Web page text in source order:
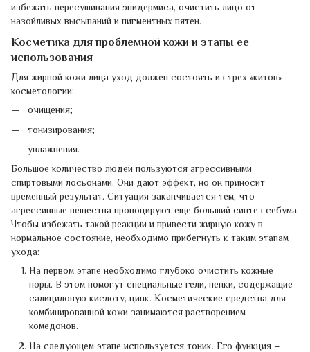
избежать пересушивания эпидермиса, очистить лицо от
назойливых высыпаний и пигментных пятен.
Косметика для проблемной кожи и этапы ее
использования
Для жирной кожи лица уход должен состоять из трех «китов»
косметологии:
очищения;
тонизирования;
увлажнения.
Большое количество людей пользуются агрессивными
спиртовыми лосьонами. Они дают эффект, но он приносит
временный результат. Ситуация заканчивается тем, что
агрессивные вещества провоцируют еще больший синтез себума.
Чтобы избежать такой реакции и привести жирную кожу в
нормальное состояние, необходимо прибегнуть к таким этапам
ухода:
На первом этапе необходимо глубоко очистить кожные
поры. В этом помогут специальные гели, пенки, содержащие
салициловую кислоту, цинк. Косметические средства для
комбинированной кожи занимаются растворением
комедонов.
На следующем этапе используется тоник. Его функция –